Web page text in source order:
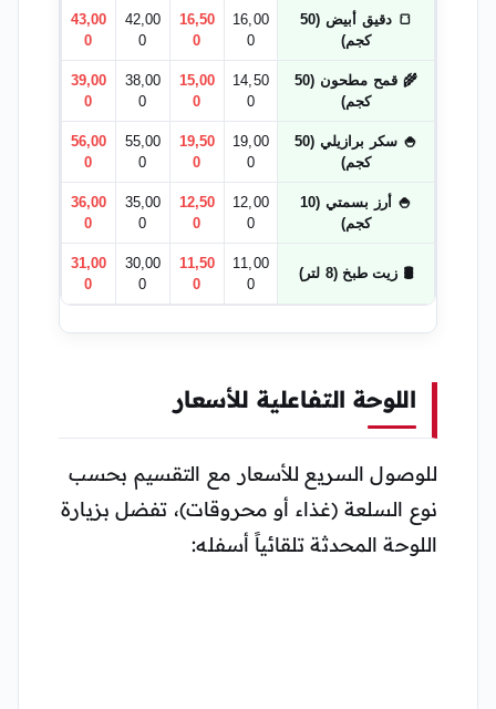
🍞 دقيق أبيض (50
كجم)
16,00
0
16,50
0
42,00
0
43,00
0
🌾 قمح مطحون (50
كجم)
14,50
0
15,00
0
38,00
0
39,00
0
🍚 سكر برازيلي (50
كجم)
19,00
0
19,50
0
55,00
0
56,00
0
🍚 أرز بسمتي (10
كجم)
12,00
0
12,50
0
35,00
0
36,00
0
🛢️ زيت طبخ (8 لتر)
11,00
0
11,50
0
30,00
0
31,00
0
اللوحة التفاعلية للأسعار
للوصول السريع للأسعار مع التقسيم بحسب
نوع السلعة (غذاء أو محروقات)، تفضل بزيارة
اللوحة المحدثة تلقائياً أسفله: